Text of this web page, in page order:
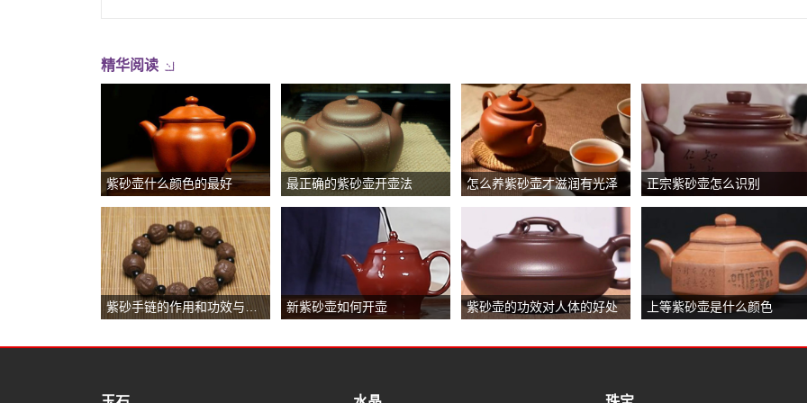
精华阅读
紫砂壶什么颜色的最好 最正确的紫砂壶开壶法 怎么养紫砂壶才滋润有光泽 正宗紫砂壶怎么识别
紫砂手链的作用和功效与作用 新紫砂壶如何开壶 紫砂壶的功效对人体的好处 上等紫砂壶是什么颜色